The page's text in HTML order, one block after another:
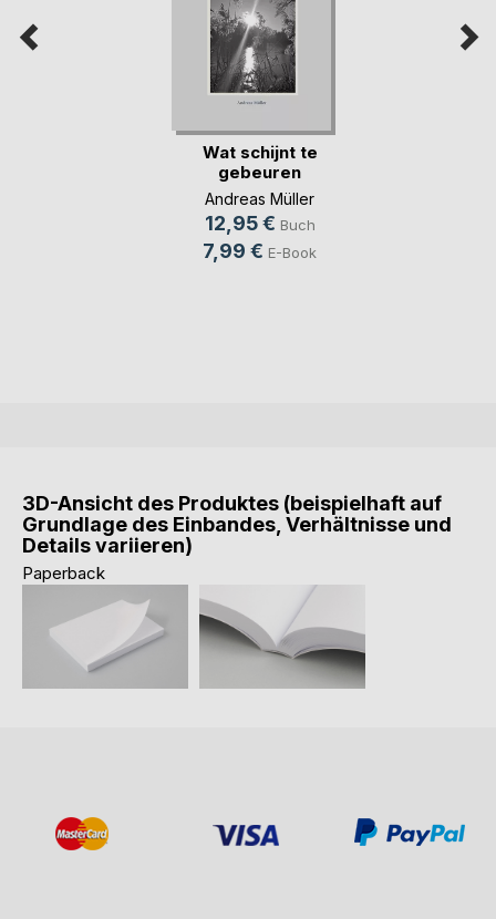
Wat schijnt te
gebeuren
Andreas Müller
12,95 € Buch
7,99 € E-Book
3D-Ansicht des Produktes (beispielhaft auf
Grundlage des Einbandes, Verhältnisse und
Details variieren)
Paperback